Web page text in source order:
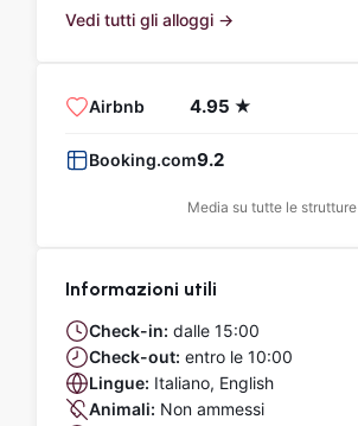
Vedi tutti gli alloggi →
Airbnb 4.95 ★
Booking.com9.2
Media su tutte le strutture
Informazioni utili
Check-in: dalle 15:00
Check-out: entro le 10:00
Lingue: Italiano, English
Animali: Non ammessi